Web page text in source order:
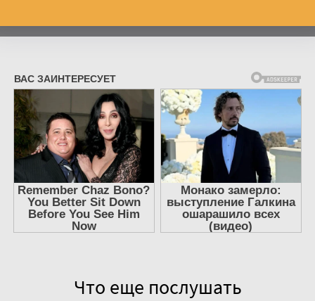
Что еще послушать